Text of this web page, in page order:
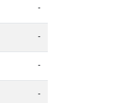
-
-
-
-